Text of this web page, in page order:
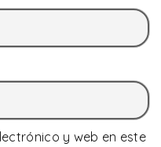
y web en este